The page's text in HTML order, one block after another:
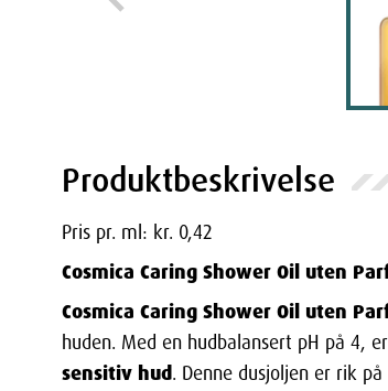
Produktbeskrivelse
Pris pr. ml: kr. 0,42
Cosmica Caring Shower Oil uten
Cosmica Caring Shower Oil uten
huden. Med en hudbalansert pH på 4,
sensitiv hud. Denne dusjoljen er rik